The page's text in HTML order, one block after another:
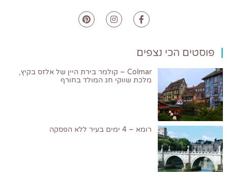
פוסטים הכי נצפים
Colmar – קולמר בירת היין של אלזס בקיץ,
מלכת שווקי חג המולד בחורף
רומא – 4 ימים בעיר ללא הפסקה